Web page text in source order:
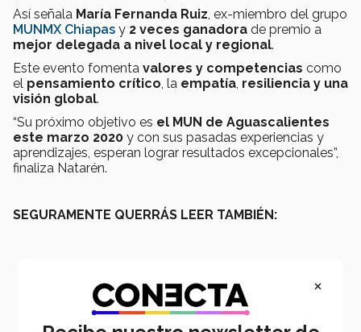
Así señala María Fernanda Ruiz, ex-miembro del grupo
MUNMX Chiapas y 2 veces ganadora de premio a
mejor delegada a nivel local y regional.
Este evento fomenta valores y competencias como
el pensamiento crítico, la empatía, resiliencia y una
visión global.
“Su próximo objetivo es el MUN de Aguascalientes
este marzo 2020 y con sus pasadas experiencias y
aprendizajes, esperan lograr resultados excepcionales”,
finaliza Natarén.
SEGURAMENTE QUERRÁS LEER TAMBIÉN:
×